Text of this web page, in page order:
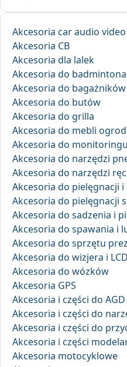
Akcesoria car audio video
Akcesoria CB
Akcesoria dla lalek
Akcesoria do badmintona
Akcesoria do bagażników
Akcesoria do butów
Akcesoria do grilla
Akcesoria do mebli
Akcesoria do monitoringu
Akcesoria do narzędzi
Akcesoria do narzędzi
Akcesoria do pielęgnacji i
Akcesoria do pielęgnacji
Akcesoria do sadzenia i
Akcesoria do spawania i
Akcesoria do sprzętu
Akcesoria do wizjera i LCD
Akcesoria do wózków
Akcesoria GPS
Akcesoria i części do AGD
Akcesoria i części do
Akcesoria i części do
Akcesoria i części
Akcesoria motocyklowe